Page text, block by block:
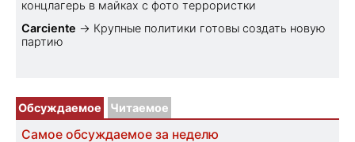
концлагерь в майках с фото террористки
Carciente → Крупные политики готовы создать новую
партию
Обсуждаемое Читаемое
Самое обсуждаемое за неделю